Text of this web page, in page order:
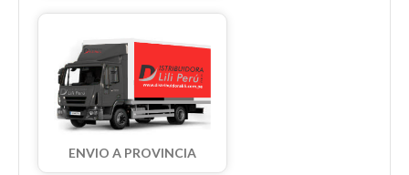
ENVIO A PROVINCIA